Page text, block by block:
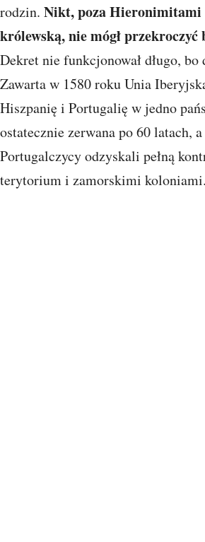
rodzin. Nikt, poza
królewską, nie mógł
Dekret nie funkcjonował długo, bo
Zawarta w 1580 roku Unia
Hiszpanię i Portugalię w jedno
ostatecznie zerwana po 60 latach,
Portugalczycy odzyskali pełną
terytorium i zamorskimi koloniami.